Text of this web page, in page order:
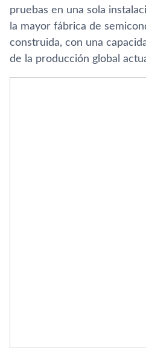
pruebas en una sola
la mayor fábrica de
construida, con una
de la producción global